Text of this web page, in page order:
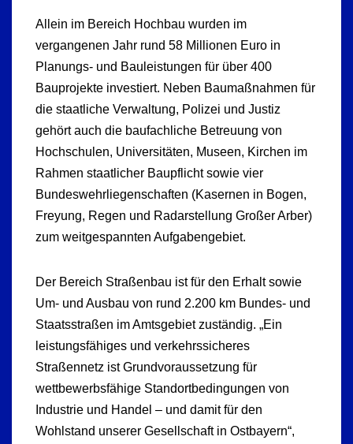
Allein im Bereich Hochbau wurden im
vergangenen Jahr rund 58 Millionen Euro in
Planungs- und Bauleistungen für über 400
Bauprojekte investiert. Neben Baumaßnahmen für
die staatliche Verwaltung, Polizei und Justiz
gehört auch die baufachliche Betreuung von
Hochschulen, Universitäten, Museen, Kirchen im
Rahmen staatlicher Baupflicht sowie vier
Bundeswehrliegenschaften (Kasernen in Bogen,
Freyung, Regen und Radarstellung Großer Arber)
zum weitgespannten Aufgabengebiet.
Der Bereich Straßenbau ist für den Erhalt sowie
Um- und Ausbau von rund 2.200 km Bundes- und
Staatsstraßen im Amtsgebiet zuständig. „Ein
leistungsfähiges und verkehrssicheres
Straßennetz ist Grundvoraussetzung für
wettbewerbsfähige Standortbedingungen von
Industrie und Handel – und damit für den
Wohlstand unserer Gesellschaft in Ostbayern“,